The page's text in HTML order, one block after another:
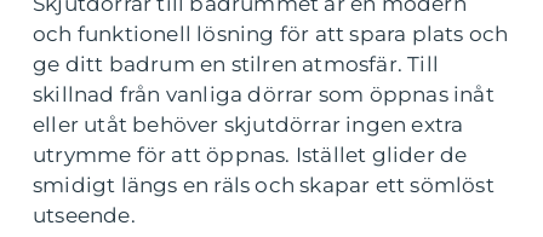
och funktionell lösning för att spara plats och
ge ditt badrum en stilren atmosfär. Till
skillnad från vanliga dörrar som öppnas inåt
eller utåt behöver skjutdörrar ingen extra
utrymme för att öppnas. Istället glider de
smidigt längs en räls och skapar ett sömlöst
utseende.